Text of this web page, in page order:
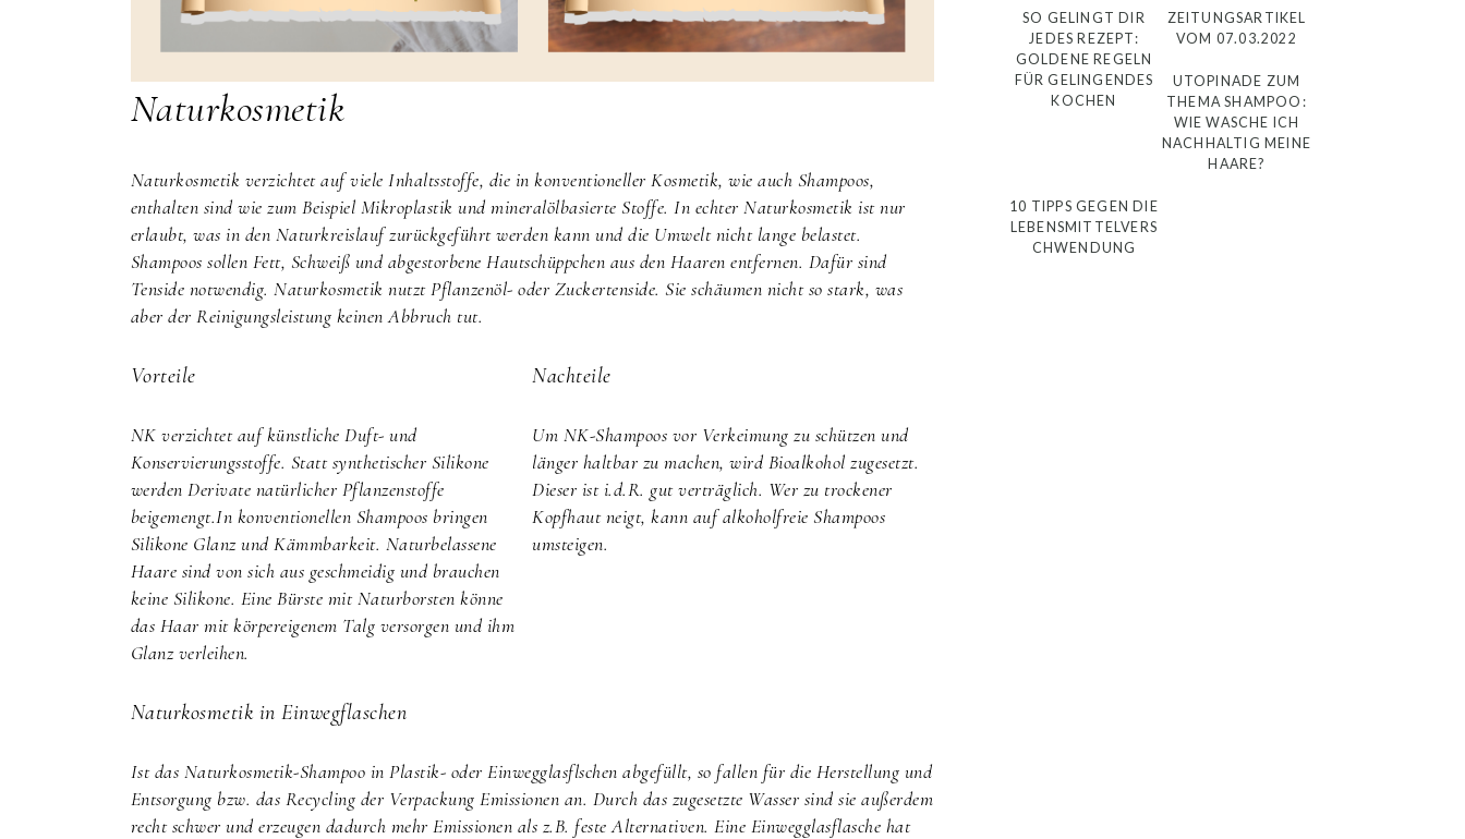
Naturkosmetik
Naturkosmetik verzichtet auf viele Inhaltsstoffe, die in konventioneller Kosmetik, wie auch Shampoos,
enthalten sind wie zum Beispiel Mikroplastik und mineralölbasierte Stoffe. In echter Naturkosmetik ist nur
erlaubt, was in den Naturkreislauf zurückgeführt werden kann und die Umwelt nicht lange belastet.
Shampoos sollen Fett, Schweiß und abgestorbene Hautschüppchen aus den Haaren entfernen. Dafür sind
Tenside notwendig. Naturkosmetik nutzt Pflanzenöl- oder Zuckertenside. Sie schäumen nicht so stark, was
aber der Reinigungsleistung keinen Abbruch tut.
Vorteile
NK verzichtet auf künstliche Duft- und
Konservierungsstoffe. Statt synthetischer Silikone
werden Derivate natürlicher Pflanzenstoffe
beigemengt.In konventionellen Shampoos bringen
Silikone Glanz und Kämmbarkeit. Naturbelassene
Haare sind von sich aus geschmeidig und brauchen
keine Silikone. Eine Bürste mit Naturborsten könne
das Haar mit körper­eigenem Talg versorgen und ihm
Glanz verleihen.
Nachteile
Um NK-Shampoos vor Verkeimung zu schützen und
länger haltbar zu machen, wird Bioalkohol zugesetzt.
Dieser ist i.d.R. gut verträglich. Wer zu trockener
Kopfhaut neigt, kann auf alkoholfreie Shampoos
umsteigen.
Naturkosmetik in Einwegflaschen
Ist das Naturkosmetik-Shampoo in Plastik- oder Einwegglasflschen abgefüllt, so fallen für die Herstellung und
Entsorgung bzw. das Recycling der Verpackung Emissionen an. Durch das zugesetzte Wasser sind sie außerdem
recht schwer und erzeugen dadurch mehr Emissionen als z.B. feste Alternativen. Eine Einwegglasflasche hat
SO GELINGT DIR
JEDES REZEPT:
GOLDENE REGELN
FÜR GELINGENDES
KOCHEN
ZEITUNGSARTIKEL
VOM 07.03.2022
UTOPINADE ZUM
THEMA SHAMPOO:
WIE WASCHE ICH
NACHHALTIG MEINE
HAARE?
10 TIPPS GEGEN DIE
LEBENSMITTELVERS
CHWENDUNG